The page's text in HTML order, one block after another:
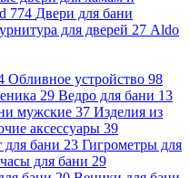
774 Двери для бани
для дверей 27 Aldo
Обливное устройство 98
29 Ведро для бани 13
мужские 37 Изделия из
аксессуары 39
бани 23 Гигрометры для
для бани 29